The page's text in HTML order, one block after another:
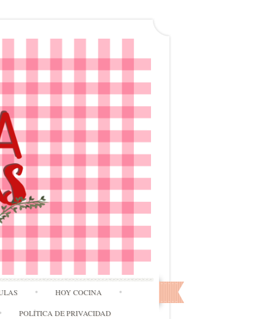
HOY COCINA
POLÍTICA DE PRIVACIDAD